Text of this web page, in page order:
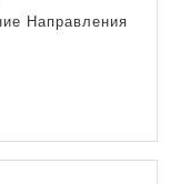
Направления